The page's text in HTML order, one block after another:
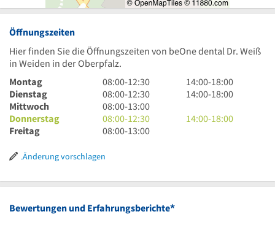
Öffnungszeiten
Hier finden Sie die Öffnungszeiten von beOne dental Dr. Weiß
in Weiden in der Oberpfalz.
Montag
8
Uhr
bis
12
Uhr
08:00-12:30
14
Uhr
18
14:00-18:00
Dienstag
8
Uhr
bis
12
30
08:00-12:30
14
bis
14:00-18:00
Mittwoch
8
Uhr
bis
Uhr
08:00-13:00
Donnerstag
8
Uhr
12
30
08:00-12:30
14
14:00-18:00
Freitag
8
bis
Uhr
08:00-13:00
Änderung vorschlagen
Bewertungen und Erfahrungsberichte*